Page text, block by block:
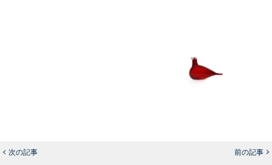
次の記事 前の記事